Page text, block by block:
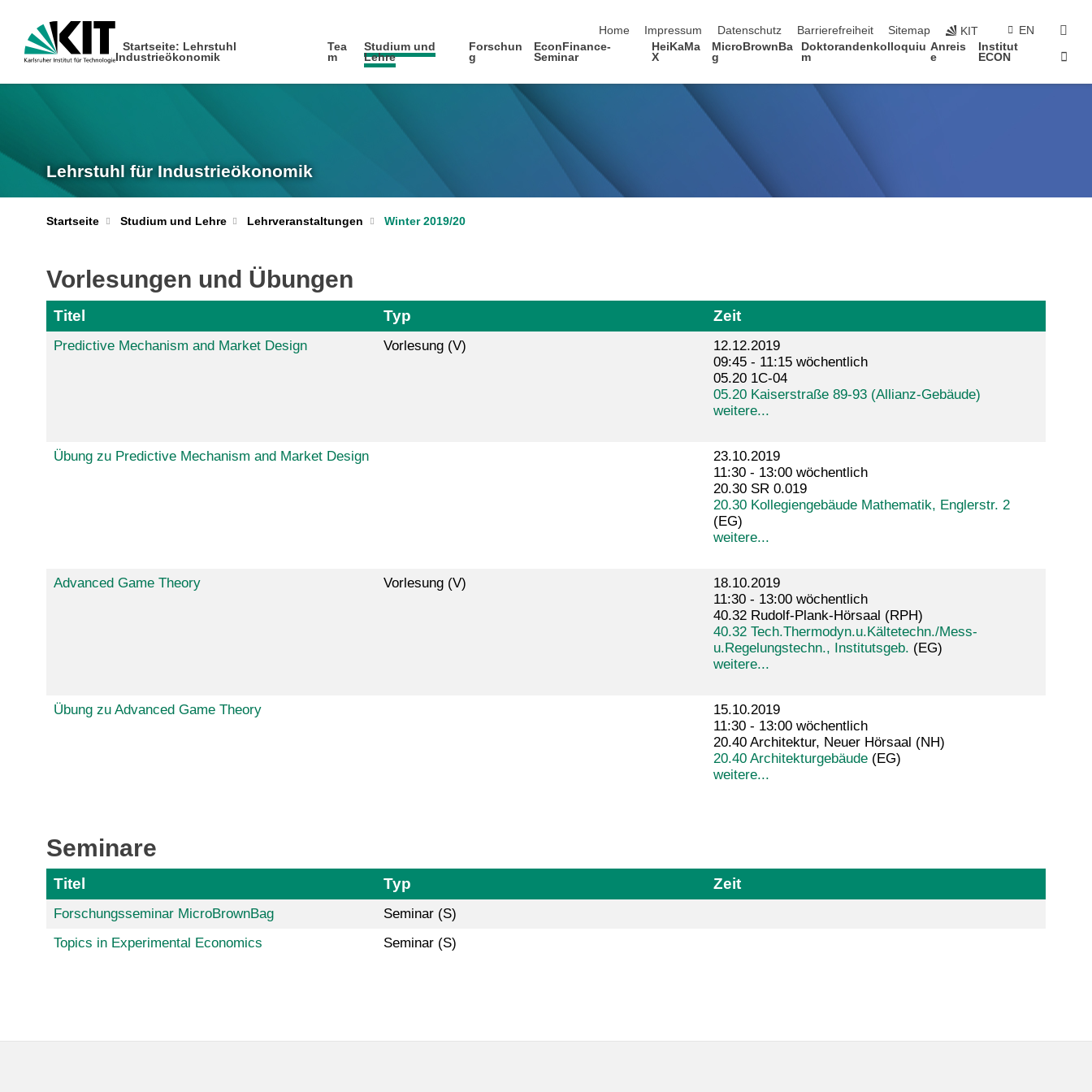
Home
Impressum Datenschutz Barrierefreiheit Sitemap KIT EN
Startseite: Lehrstuhl
Industrieökonomik
Tea
m
Studium und
Lehre
Forschun
g
EconFinance-
Seminar
HeiKaMa
X
MicroBrownBa
g
Doktorandenkolloquiu
m
Anreis
e
Institut
ECON
Lehrstuhl für Industrieökonomik
Startseite Studium und Lehre Lehrveranstaltungen Winter 2019/20
Vorlesungen und Übungen
Titel Typ Zeit
Predictive Mechanism and Market Design Vorlesung (V)
12.12.2019
09:45 - 11:15 wöchentlich
05.20 1C-04
05.20 Kaiserstraße 89-93 (Allianz-Gebäude)
weitere...
Übung zu Predictive Mechanism and Market Design
23.10.2019
11:30 - 13:00 wöchentlich
20.30 SR 0.019
20.30 Kollegiengebäude Mathematik, Englerstr. 2
(EG)
weitere...
Advanced Game Theory Vorlesung (V)
18.10.2019
11:30 - 13:00 wöchentlich
40.32 Rudolf-Plank-Hörsaal (RPH)
40.32 Tech.Thermodyn.u.Kältetechn./Mess-
u.Regelungstechn., Institutsgeb. (EG)
weitere...
Übung zu Advanced Game Theory
15.10.2019
11:30 - 13:00 wöchentlich
20.40 Architektur, Neuer Hörsaal (NH)
20.40 Architekturgebäude(EG)
weitere...
Seminare
Titel Typ Zeit
Forschungsseminar MicroBrownBag
Seminar (S)
Topics in Experimental Economics
Seminar (S)